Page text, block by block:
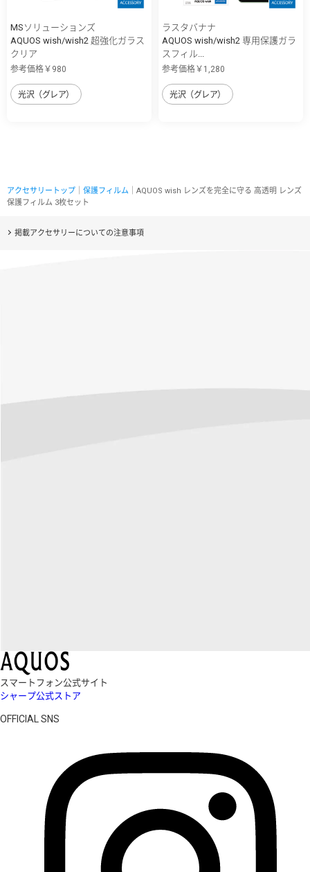
MSソリューションズ
AQUOS wish/wish2 超強化ガラス
クリア
参考価格￥980
光沢（グレア）
ラスタバナナ
AQUOS wish/wish2 専用保護ガラ
スフィル...
参考価格￥1,280
光沢（グレア）
アクセサリートップ 保護フィルム ｜AQUOS wish レンズを完全に守る 高透明 レンズ
保護フィルム 3枚セット
掲載アクセサリーについての注意事項
スマートフォン公式サイト
シャープ公式ストア
OFFICIAL SNS